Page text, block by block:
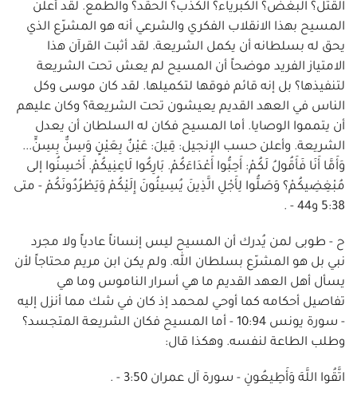
القتل؟ البغض؟ الكبرياء؟ الكذب؟ الحقد؟ والطمع. لقد أعلن
المسيح بهذا الانقلاب الفكري والشرعي أنه هو المشرّع الذي
يحق له بسلطانه أن يكمل الشريعة. لقد أثبت القرآن هذا
الامتياز الفريد موضحاً أن المسيح لم يعش تحت الشريعة
لتنفيذها؟ بل إنه قائم فوقها لتكميلها. لقد كان موسى وكل
الناس في العهد القديم يعيشون تحت الشريعة؟ وكان عليهم
أن يتمموا الوصايا. أما المسيح فكان له السلطان أن يعدل
الشريعة. وأعلن حسب الإنجيل: قِيلَ: عَيْنٌ بِعَيْنٍ وَسِنٌّ بِسِنٍّ...
وَأَمَّا أَنَا فَأَقُولُ لَكُمْ: أَحِبُّوا أَعْدَاءَكُمْ. بَارِكُوا لَاعِنِيكُمْ. أَحْسِنُوا إلى
مُبْغِضِيكُمْ؟ وَصَلُّوا لِأَجْلِ الَّذِينَ يُسِيئُونَ إِلَيْكُمْ وَيَطْرُدُونَكُمْ - متى
5:38 و44 - .
ح - طوبى لمن يُدرك أن المسيح ليس إنساناً عادياً ولا مجرد
نبي بل هو المشرّع بسلطان الله. ولم يكن ابن مريم محتاجاً لأن
يسأل أهل العهد القديم ما هي أسرار الناموس وما هي
تفاصيل أحكامه كما أوحي لمحمد إذ كان في شك مما أنزل إليه
- سورة يونس 10:94 - أما المسيح فكان الشريعة المتجسد؟
وطلب الطاعة لنفسه. وهكذا قال:
اتَّقُوا اللَّهَ وَأَطِيعُونِ - سورة آل عمران 3:50 - .